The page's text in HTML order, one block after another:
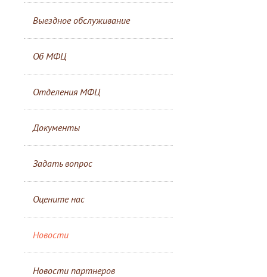
Выездное обслуживание
Об МФЦ
Отделения МФЦ
Документы
Задать вопрос
Оцените нас
Новости
Новости партнеров